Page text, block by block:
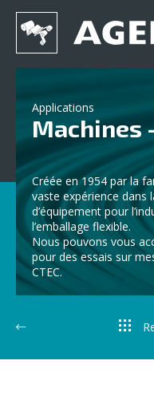
FR
Enroulage et
Traitement
Mesures et
Joints tournants
Applications
Machines
Créée en 1954 par la
vaste expérience dans
d’équipement pour
l’emballage flexible.
Nous pouvons vous
pour des essais sur
CTEC.